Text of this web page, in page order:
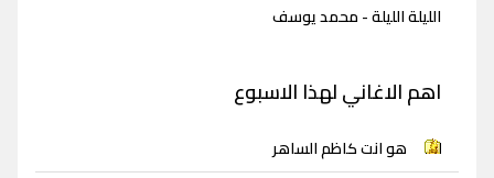
الليلة الليلة - محمد يوسف
اهم الاغاني لهذا الاسبوع
هو انت كاظم الساهر